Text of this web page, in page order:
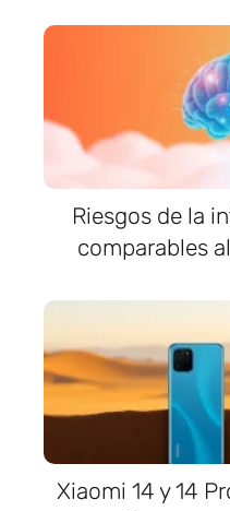
Riesgos de la
comparables
Xiaomi 14 y 14